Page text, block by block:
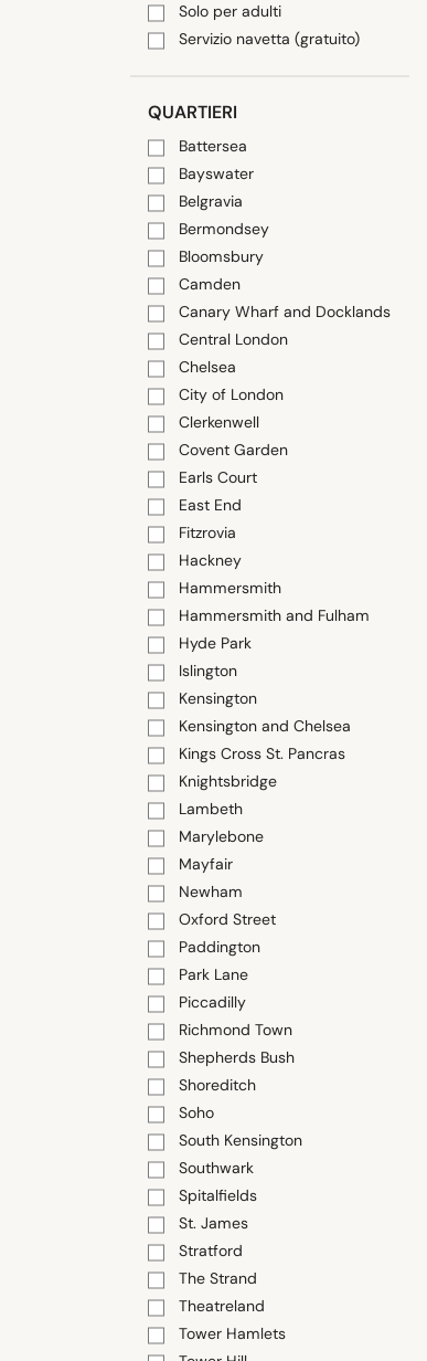
Solo per adulti
Servizio navetta (gratuito)
QUARTIERI
Battersea
Bayswater
Belgravia
Bermondsey
Bloomsbury
Camden
Canary Wharf and Docklands
Central London
Chelsea
City of London
Clerkenwell
Covent Garden
Earls Court
East End
Fitzrovia
Hackney
Hammersmith
Hammersmith and Fulham
Hyde Park
Islington
Kensington
Kensington and Chelsea
Kings Cross St. Pancras
Knightsbridge
Lambeth
Marylebone
Mayfair
Newham
Oxford Street
Paddington
Park Lane
Piccadilly
Richmond Town
Shepherds Bush
Shoreditch
Soho
South Kensington
Southwark
Spitalfields
St. James
Stratford
The Strand
Theatreland
Tower Hamlets